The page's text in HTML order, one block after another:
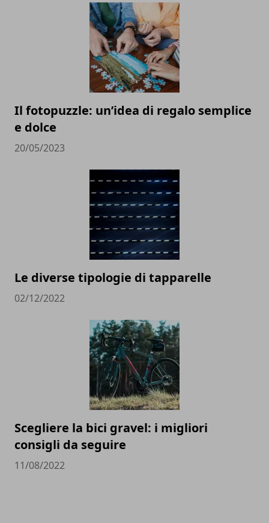
Il fotopuzzle: un’idea di regalo semplice
e dolce
20/05/2023
Le diverse tipologie di tapparelle
02/12/2022
Scegliere la bici gravel: i migliori
consigli da seguire
11/08/2022